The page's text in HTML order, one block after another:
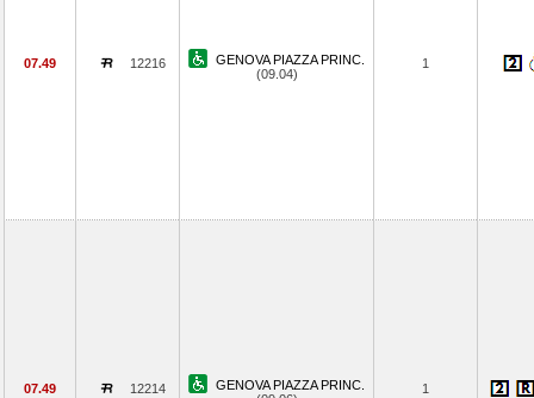
07.49 12216
GENOVA PIAZZA PRINC.
(09.04)
1
07.49 12214
GENOVA PIAZZA PRINC.
1